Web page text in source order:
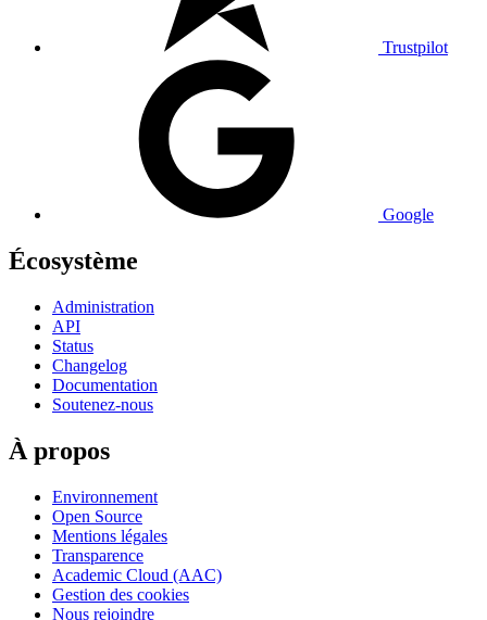
Trustpilot
Google
Écosystème
Administration
API
Status
Changelog
Documentation
Soutenez-nous
À propos
Environnement
Open Source
Mentions légales
Transparence
Academic Cloud (AAC)
Gestion des cookies
Nous rejoindre